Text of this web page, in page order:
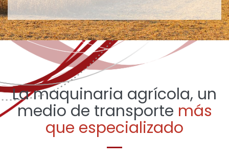
La maquinaria agrícola, un
medio de transporte más
que especializado